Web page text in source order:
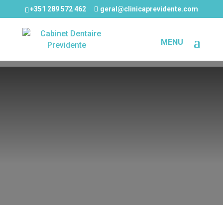
+351 289 572 462 geral@clinicaprevidente.com